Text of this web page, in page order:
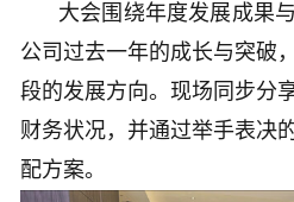
大会围绕年度发展成果
公司过去一年的成长与突破
段的发展方向。现场同步分
财务状况，并通过举手表决
配方案。